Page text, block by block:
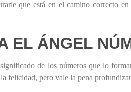
que está en el camino correcto
EL ÁNGEL
de los números que lo
felicidad, pero vale la pena